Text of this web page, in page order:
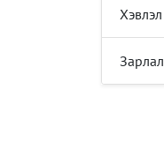
Хэвлэл
Зарлал